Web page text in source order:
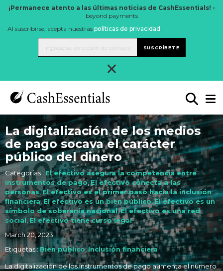
¡Permanece atento a las últimas noticias de CashEssentials! -
beyond payments
Al suscribirse, acepta nuestras políticas de privacidad .
SUSCRÍBETE
×
La digitalización de los medios
de pago socava el carácter
público del dinero
Categorías : El efectivo asegura la competencia entre
instrumentos de pago, El efectivo conecta a las
personas,El efectivo es el primer paso hacia la inclusión
financiera,El efectivo es un bien público,El efectivo es un
símbolo de soberanía nacional,El efectivo es una red
social ,El efectivo tiene curso legal
March 20, 2023
Etiquetas :Bien público,Inclusión financiera
La digitalización de los instrumentos de pago aumenta el número